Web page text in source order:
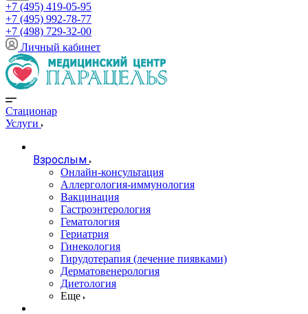
+7 (495) 419-05-95
+7 (495) 992-78-77
+7 (498) 729-32-00
Личный кабинет
Стационар
Услуги
Взрослым
Онлайн-консультация
Аллергология-иммунология
Вакцинация
Гастроэнтерология
Гематология
Гериатрия
Гинекология
Гирудотерапия (лечение пиявками)
Дерматовенерология
Диетология
Еще